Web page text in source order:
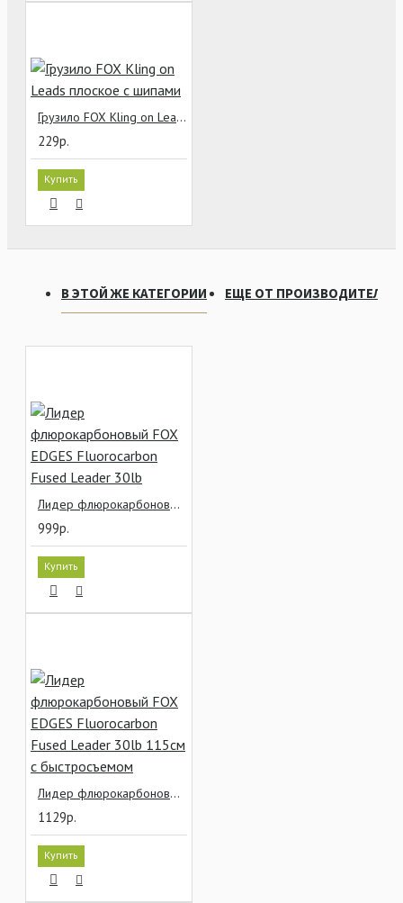
Грузило FOX Kling on Leads плоское с шипами
229р.
Купить
В ЭТОЙ ЖЕ КАТЕГОРИИ ЕЩЕ ОТ ПРОИЗВОДИТЕЛЯ
Лидер флюрокарбоновый FOX EDGES Fluorocarbon Fused Leader 30lb
999р.
Купить
Лидер флюрокарбоновый FOX EDGES Fluorocarbon Fused Leader 30lb 115см с быстросъемом
1129р.
Купить